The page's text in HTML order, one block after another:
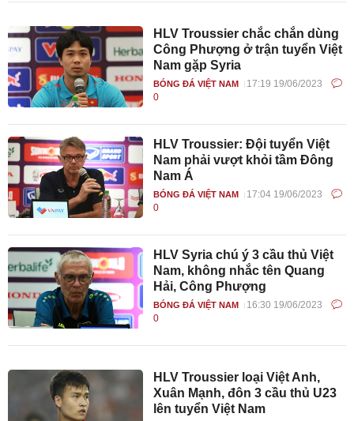
HLV Troussier chắc chắn dùng
Công Phượng ở trận tuyển Việt
Nam gặp Syria
BÓNG ĐÁ VIỆT NAM
17:19 19/06/2023
0
HLV Troussier: Đội tuyển Việt
Nam phải vượt khỏi tầm Đông
Nam Á
BÓNG ĐÁ VIỆT NAM
17:04 19/06/2023
0
HLV Syria chú ý 3 cầu thủ Việt
Nam, không nhắc tên Quang
Hải, Công Phượng
BÓNG ĐÁ VIỆT NAM
16:30 19/06/2023
0
HLV Troussier loại Việt Anh,
Xuân Mạnh, đôn 3 cầu thủ U23
lên tuyển Việt Nam